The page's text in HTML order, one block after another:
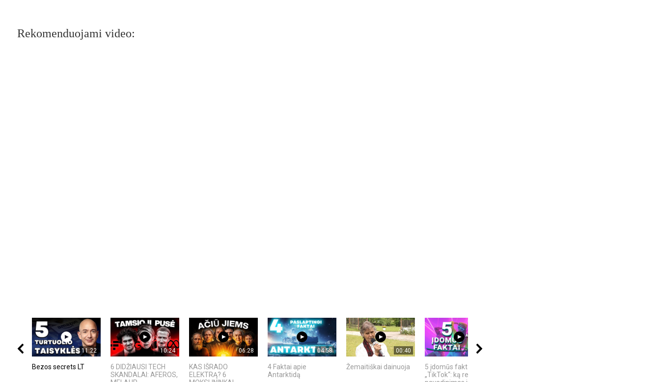
Rekomenduojami video:
11:22
Bezos secrets LT
10:24
6 DIDŽIAUSI TECH
SKANDALAI: AFEROS,
06:28
KAS IŠRADO
ELEKTRĄ? 6
04:58
4 Faktai apie
Antarktidą
00:40
Žemaitiškai dainuoja
04:13
5 įdomūs faktai apie
„TikTok“: ką reiškia